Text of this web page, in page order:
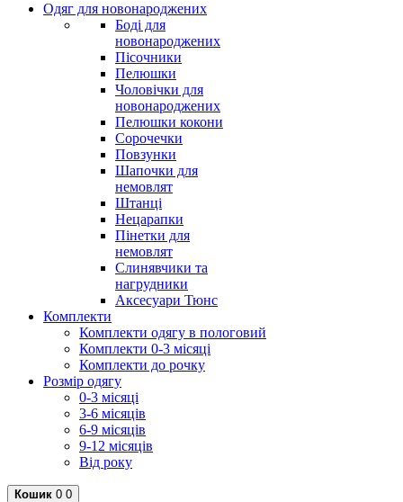
Одяг для новонароджених
Боді для
новонароджених
Пісочники
Пелюшки
Чоловічки для
новонароджених
Пелюшки кокони
Сорочечки
Повзунки
Шапочки для
немовлят
Штанці
Нецарапки
Пінетки для
немовлят
Слинявчики та
нагрудники
Аксесуари Тюнс
Комплекти
Комплекти одягу в пологовий
Комплекти 0-3 місяці
Комплекти до рочку
Розмір одягу
0-3 місяці
3-6 місяців
6-9 місяців
9-12 місяців
Від року
Кошик 0 0